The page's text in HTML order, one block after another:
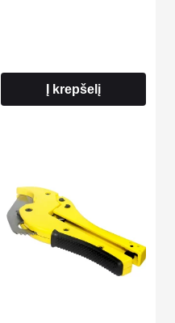
Į krepšelį